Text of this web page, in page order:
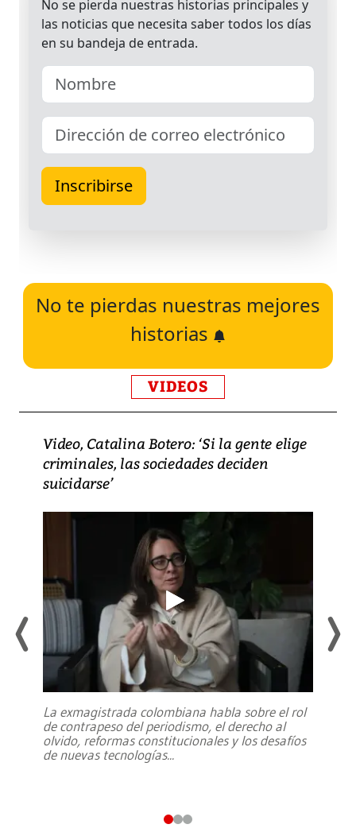
No te pierdas nuestras mejores
historias
VIDEOS
Video, Catalina Botero: ‘Si la gente elige
criminales, las sociedades deciden
suicidarse’
La exmagistrada colombiana habla sobre el rol
de contrapeso del periodismo, el derecho al
olvido, reformas constitucionales y los desafíos
de nuevas tecnologías...